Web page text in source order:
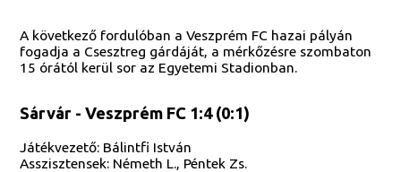
A következő fordulóban a Veszprém FC hazai pályán
fogadja a Csesztreg gárdáját, a mérkőzésre szombaton
15 órától kerül sor az Egyetemi Stadionban.
Sárvár - Veszprém FC 1:4 (0:1)
Játékvezető: Bálintfi István
Asszisztensek: Németh L., Péntek Zs.